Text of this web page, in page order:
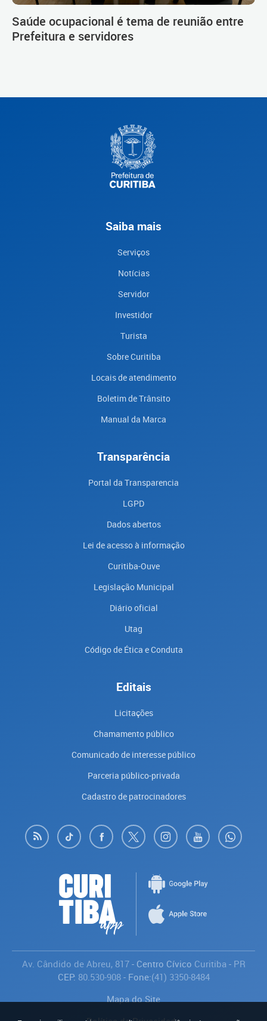
Saúde ocupacional é tema de reunião entre
Prefeitura e servidores
Saiba mais
Serviços
Notícias
Servidor
Investidor
Turista
Sobre Curitiba
Locais de atendimento
Boletim de Trânsito
Manual da Marca
Transparência
Portal da Transparencia
LGPD
Dados abertos
Lei de acesso à informação
Curitiba-Ouve
Legislação Municipal
Diário oficial
Utag
Código de Ética e Conduta
Editais
Licitações
Chamamento público
Comunicado de interesse público
Parceria público-privada
Cadastro de patrocinadores
Av. Cândido de Abreu, 817- Centro Cívico Curitiba- PR
CEP: 80.530-908- Fone:(41) 3350-8484
Mapa do Site